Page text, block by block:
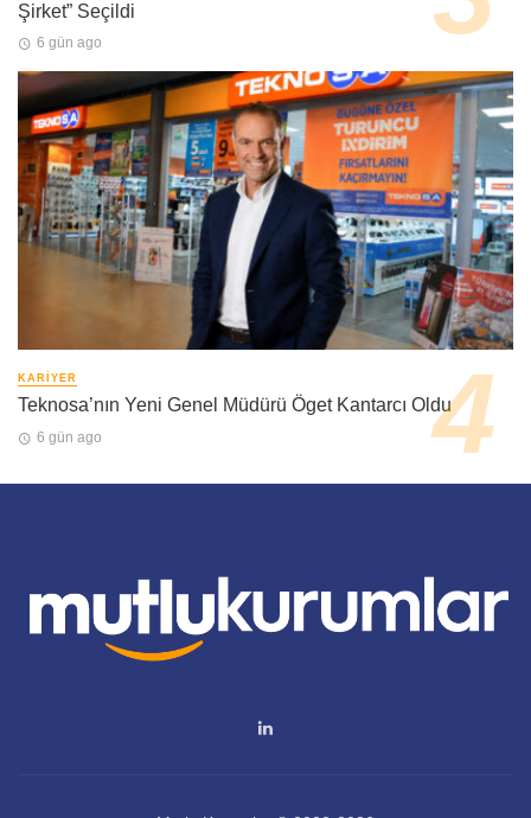
Şirket” Seçildi
6 gün ago
KARIYER
Teknosa’nın Yeni Genel Müdürü Öget Kantarcı Oldu
6 gün ago